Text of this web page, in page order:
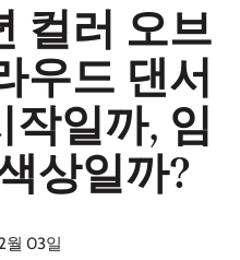
컬러 오브
우드 댄서
작일까, 임
상일까?
월 03일